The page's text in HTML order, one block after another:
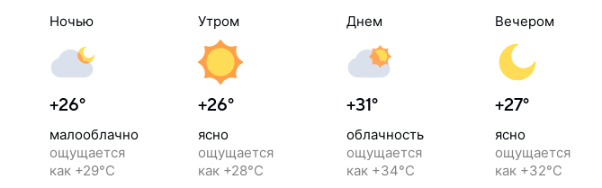
Ночью
+26°
малооблачно
ощущается
как +29°C
Утром
+26°
ясно
ощущается
как +28°C
Днем
+31°
облачность
ощущается
как +34°C
Вечером
+27°
ясно
ощущается
как +32°C